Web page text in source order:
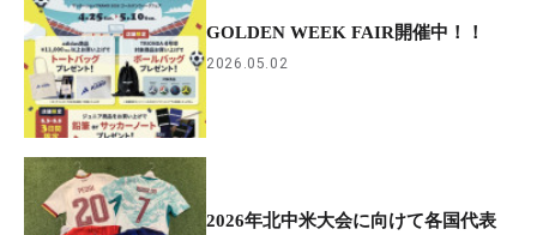
GOLDEN WEEK FAIR開催中！！
2026.05.02
2026年北中米大会に向けて各国代表